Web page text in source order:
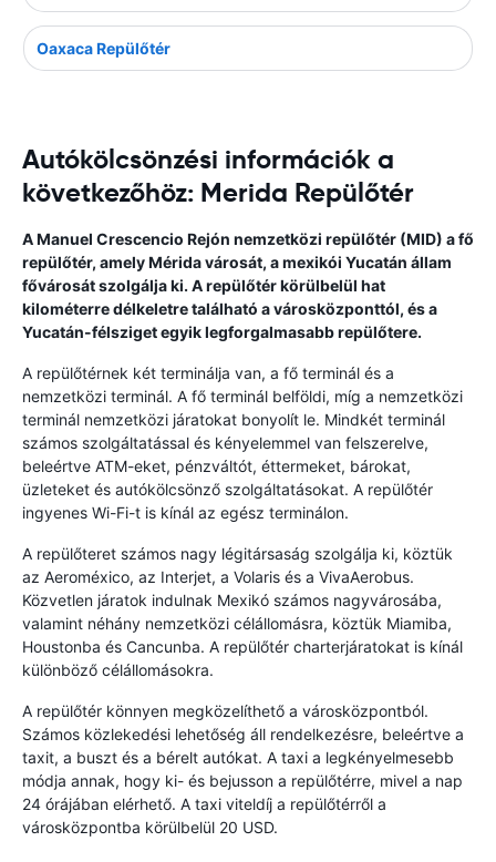
Oaxaca Repülőtér
Autókölcsönzési információk a
következőhöz: Merida Repülőtér
A Manuel Crescencio Rejón nemzetközi repülőtér (MID) a fő
repülőtér, amely Mérida városát, a mexikói Yucatán állam
fővárosát szolgálja ki. A repülőtér körülbelül hat
kilométerre délkeletre található a városközponttól, és a
Yucatán-félsziget egyik legforgalmasabb repülőtere.
A repülőtérnek két terminálja van, a fő terminál és a
nemzetközi terminál. A fő terminál belföldi, míg a nemzetközi
terminál nemzetközi járatokat bonyolít le. Mindkét terminál
számos szolgáltatással és kényelemmel van felszerelve,
beleértve ATM-eket, pénzváltót, éttermeket, bárokat,
üzleteket és autókölcsönző szolgáltatásokat. A repülőtér
ingyenes Wi-Fi-t is kínál az egész terminálon.
A repülőteret számos nagy légitársaság szolgálja ki, köztük
az Aeroméxico, az Interjet, a Volaris és a VivaAerobus.
Közvetlen járatok indulnak Mexikó számos nagyvárosába,
valamint néhány nemzetközi célállomásra, köztük Miamiba,
Houstonba és Cancunba. A repülőtér charterjáratokat is kínál
különböző célállomásokra.
A repülőtér könnyen megközelíthető a városközpontból.
Számos közlekedési lehetőség áll rendelkezésre, beleértve a
taxit, a buszt és a bérelt autókat. A taxi a legkényelmesebb
módja annak, hogy ki- és bejusson a repülőtérre, mivel a nap
24 órájában elérhető. A taxi viteldíj a repülőtérről a
városközpontba körülbelül 20 USD.